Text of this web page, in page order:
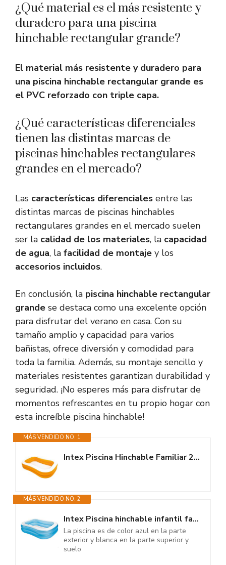
¿Qué material es el más resistente y
duradero para una piscina
hinchable rectangular grande?
El material más resistente y duradero para
una piscina hinchable rectangular grande es
el PVC reforzado con triple capa.
¿Qué características diferenciales
tienen las distintas marcas de
piscinas hinchables rectangulares
grandes en el mercado?
Las características diferenciales entre las
distintas marcas de piscinas hinchables
rectangulares grandes en el mercado suelen
ser la calidad de los materiales, la capacidad
de agua, la facilidad de montaje y los
accesorios incluidos.
En conclusión, la piscina hinchable rectangular
grande se destaca como una excelente opción
para disfrutar del verano en casa. Con su
tamaño amplio y capacidad para varios
bañistas, ofrece diversión y comodidad para
toda la familia. Además, su montaje sencillo y
materiales resistentes garantizan durabilidad y
seguridad. ¡No esperes más para disfrutar de
momentos refrescantes en tu propio hogar con
esta increíble piscina hinchable!
MÁS VENDIDO NO. 1
Intex Piscina Hinchable Familiar 236x157x48 (cm)
MÁS VENDIDO NO. 2
Intex Piscina hinchable infantil familiar rectangular, Medidas...
La piscina es de color azul en la parte
exterior y blanca en la parte superior y
suelo